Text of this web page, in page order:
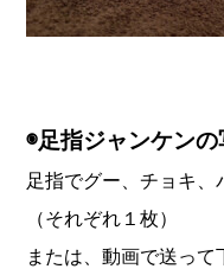
◉足指ジャンケン
足指でグー、チョキ、
（それぞれ１枚）
または、動画で送って